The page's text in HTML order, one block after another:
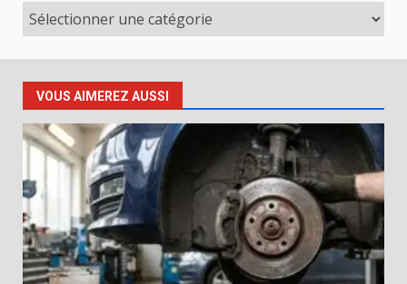
Catégories
VOUS AIMEREZ AUSSI